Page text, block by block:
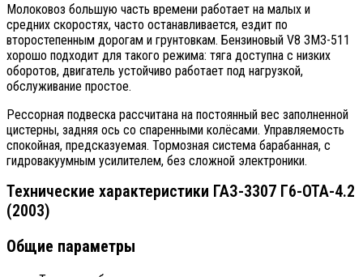
Молоковоз большую часть времени работает на малых и
средних скоростях, часто останавливается, ездит по
второстепенным дорогам и грунтовкам. Бензиновый V8 ЗМЗ-511
хорошо подходит для такого режима: тяга доступна с низких
оборотов, двигатель устойчиво работает под нагрузкой,
обслуживание простое.
Рессорная подвеска рассчитана на постоянный вес заполненной
цистерны, задняя ось со спаренными колёсами. Управляемость
спокойная, предсказуемая. Тормозная система барабанная, с
гидровакуумным усилителем, без сложной электроники.
Технические характеристики ГАЗ-3307 Г6-ОТА-4.2
(2003)
Общие параметры